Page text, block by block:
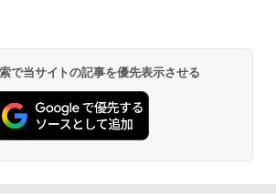
で当サイトの記事を優先表示させる